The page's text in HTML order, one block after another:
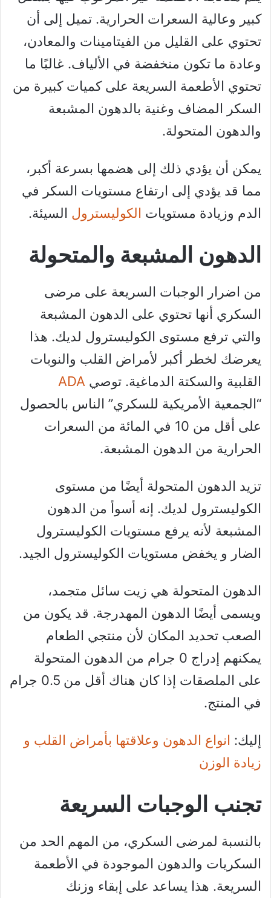
كبير وعالية السعرات الحرارية. تميل إلى أن
تحتوي على القليل من الفيتامينات والمعادن،
وعادة ما تكون منخفضة في الألياف. غالبًا ما
تحتوي الأطعمة السريعة على كميات كبيرة من
السكر المضاف وغنية بالدهون المشبعة
والدهون المتحولة.
يمكن أن يؤدي ذلك إلى هضمها بسرعة أكبر،
مما قد يؤدي إلى ارتفاع مستويات السكر في
الدم وزيادة مستويات الكوليسترول السيئة.
الدهون المشبعة والمتحولة
من اضرار الوجبات السريعة على مرضى
السكري أنها تحتوي على الدهون المشبعة
والتي ترفع مستوى الكوليسترول لديك. هذا
يعرضك لخطر أكبر لأمراض القلب والنوبات
القلبية والسكتة الدماغية. توصي ADA
“الجمعية الأمريكية للسكري” الناس بالحصول
على أقل من 10 في المائة من السعرات
الحرارية من الدهون المشبعة.
تزيد الدهون المتحولة أيضًا من مستوى
الكوليسترول لديك. إنه أسوأ من الدهون
المشبعة لأنه يرفع مستويات الكوليسترول
الضار و يخفض مستويات الكوليسترول الجيد.
الدهون المتحولة هي زيت سائل متجمد،
ويسمى أيضًا الدهون المهدرجة. قد يكون من
الصعب تحديد المكان لأن منتجي الطعام
يمكنهم إدراج 0 جرام من الدهون المتحولة
على الملصقات إذا كان هناك أقل من 0.5 جرام
في المنتج.
إليك: انواع الدهون وعلاقتها بأمراض القلب و
زيادة الوزن
تجنب الوجبات السريعة
بالنسبة لمرضى السكري، من المهم الحد من
السكريات والدهون الموجودة في الأطعمة
السريعة. هذا يساعد على إبقاء وزنك